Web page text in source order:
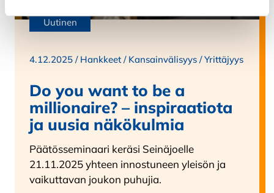
Uutinen
4.12.2025 / Hankkeet / Kansainvälisyys /Yrittäjyys
Do you want to be a
millionaire? – inspiraatiota
ja uusia näkökulmia
Päätösseminaari keräsi Seinäjoelle
21.11.2025 yhteen innostuneen yleisön ja
vaikuttavan joukon puhujia.